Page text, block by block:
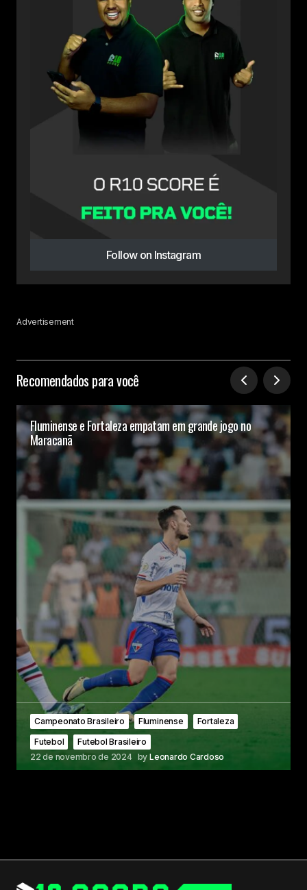
Follow on Instagram
Advertisement
Recomendados para você
Fluminense e Fortaleza empatam em grande jogo no
Maracanã
Campeonato Brasileiro Fluminense
Fortaleza
Futebol
Futebol Brasileiro
22 de novembro de 2024 by Leonardo Cardoso